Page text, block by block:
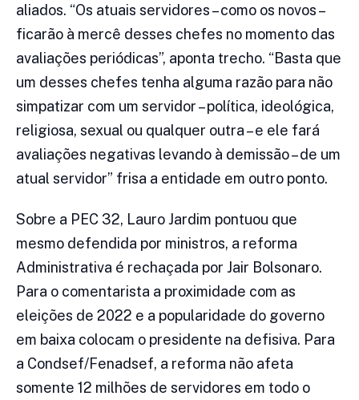
aliados. “Os atuais servidores – como os novos –
ficarão à mercê desses chefes no momento das
avaliações periódicas”, aponta trecho. “Basta que
um desses chefes tenha alguma razão para não
simpatizar com um servidor – política, ideológica,
religiosa, sexual ou qualquer outra – e ele fará
avaliações negativas levando à demissão – de um
atual servidor” frisa a entidade em outro ponto.
Sobre a PEC 32, Lauro Jardim pontuou que
mesmo defendida por ministros, a reforma
Administrativa é rechaçada por Jair Bolsonaro.
Para o comentarista a proximidade com as
eleições de 2022 e a popularidade do governo
em baixa colocam o presidente na defisiva. Para
a Condsef/Fenadsef, a reforma não afeta
somente 12 milhões de servidores em todo o